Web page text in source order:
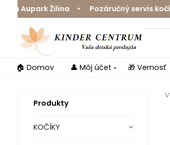
Žilina • Pozáručný servis
🏠 Domov 👤 Môj účet 🎁 Vernosť
Produkty
KOČÍKY